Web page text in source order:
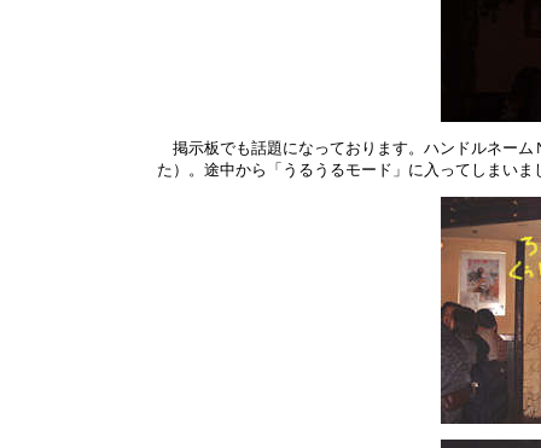
掲示板でも話題になっております。ハンドルネーム
た）。途中から「うるうるモード」に入ってしまい